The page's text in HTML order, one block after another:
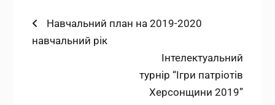
Навігація
записів
Попередній
запис:
Навчальний план на 2019-2020
навчальний рік
Наступний
запис:
Інтелектуальний
турнір “Ігри патріотів
Херсонщини 2019”